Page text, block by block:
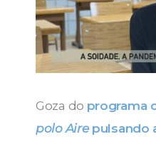
Goza do programa
polo Airepulsando